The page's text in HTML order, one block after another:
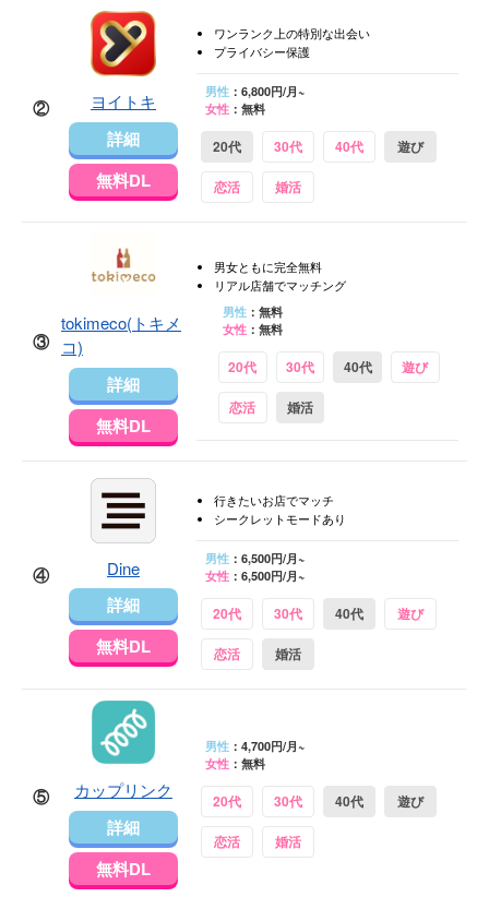
② ヨイトキ
詳細
無料DL
ワンランク上の特別な出会い
プライバシー保護
男性：6,800円/月~
女性：無料
20代 30代 40代 遊び
恋活 婚活
③
tokimeco(トキメ
コ)
詳細
無料DL
男女ともに完全無料
リアル店舗でマッチング
男性 ：無料
女性 ：無料
20代 30代 40代 遊び
恋活 婚活
④ Dine
詳細
無料DL
行きたいお店でマッチ
シークレットモードあり
男性：6,500円/月~
女性：6,500円/月~
20代 30代 40代 遊び
恋活 婚活
⑤ カップリンク
詳細
無料DL
男性：4,700円/月~
女性：無料
20代 30代 40代 遊び
恋活 婚活